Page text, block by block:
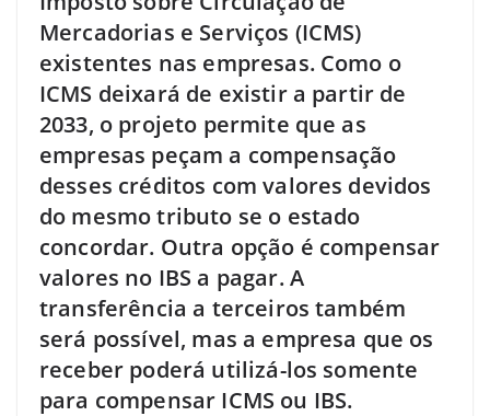
Mercadorias e Serviços (ICMS)
existentes nas empresas. Como o
ICMS deixará de existir a partir de
2033, o projeto permite que as
empresas peçam a compensação
desses créditos com valores devidos
do mesmo tributo se o estado
concordar. Outra opção é compensar
valores no IBS a pagar. A
transferência a terceiros também
será possível, mas a empresa que os
receber poderá utilizá-los somente
para compensar ICMS ou IBS.